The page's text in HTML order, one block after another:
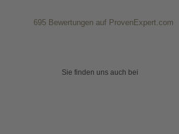
695Bewertungen auf ProvenExpert.com
Sie finden uns auch bei